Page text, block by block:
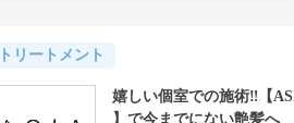
リートメント
嬉しい個室での施術‼️【
】で今までにない艶髪へ